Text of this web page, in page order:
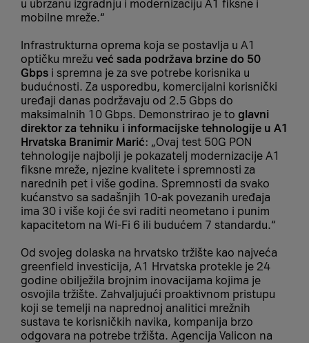
u ubrzanu izgradnju i modernizaciju A1 fiksne i
mobilne mreže.“
Infrastrukturna oprema koja se postavlja u A1
optičku mrežu već sada podržava brzine do 50
Gbps i spremna je za sve potrebe korisnika u
budućnosti. Za usporedbu, komercijalni korisnički
uređaji danas podržavaju od 2.5 Gbps do
maksimalnih 10 Gbps. Demonstrirao je to glavni
direktor za tehniku i informacijske tehnologije u A1
Hrvatska Branimir Marić: „Ovaj test 50G PON
tehnologije najbolji je pokazatelj modernizacije A1
fiksne mreže, njezine kvalitete i spremnosti za
narednih pet i više godina. Spremnosti da svako
kućanstvo sa sadašnjih 10-ak povezanih uređaja
ima 30 i više koji će svi raditi neometano i punim
kapacitetom na Wi-Fi 6 ili budućem 7 standardu.“
Od svojeg dolaska na hrvatsko tržište kao najveća
greenfield investicija, A1 Hrvatska protekle je 24
godine obilježila brojnim inovacijama kojima je
osvojila tržište. Zahvaljujući proaktivnom pristupu
koji se temelji na naprednoj analitici mrežnih
sustava te korisničkih navika, kompanija brzo
odgovara na potrebe tržišta. Agencija Valicon na